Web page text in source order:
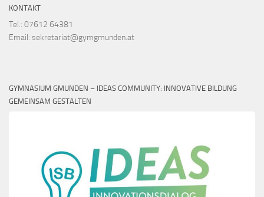
KONTAKT
Tel.: 07612 64381
Email: sekretariat@gymgmunden.at
GYMNASIUM GMUNDEN – IDEAS COMMUNITY: INNOVATIVE BILDUNG
GEMEINSAM GESTALTEN